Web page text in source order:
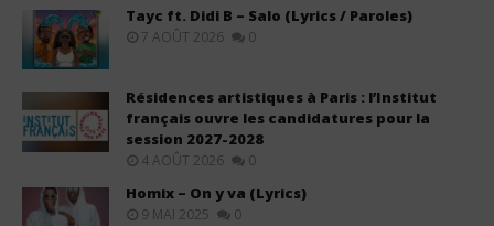
Tayc ft. Didi B – Salo (Lyrics / Paroles)
7 AOÛT 2026 0
Résidences artistiques à Paris : l’Institut
français ouvre les candidatures pour la
session 2027-2028
4 AOÛT 2026 0
Homix – On y va (Lyrics)
9 MAI 2025 0